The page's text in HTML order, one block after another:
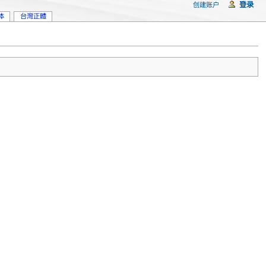
台灣正體
创建账户 登录